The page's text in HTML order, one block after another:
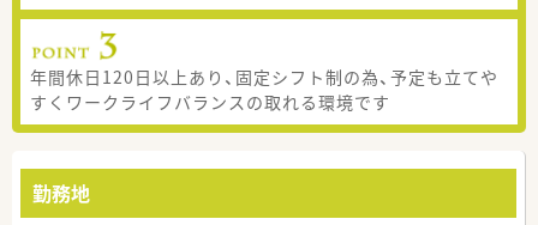
年間休日120日以上あり、固定シフト制の為、予定も立てや
すくワークライフバランスの取れる環境です
勤務地